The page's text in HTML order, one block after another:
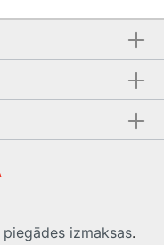
piegādes izmaksas.